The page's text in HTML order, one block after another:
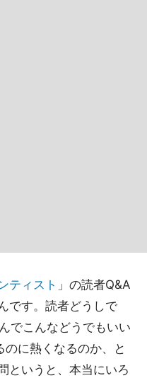
ティスト 」の読者Q&A
です。読者どうしで
でこんなどうでもいい
に熱くなるのか、と
というと、本当にいろ